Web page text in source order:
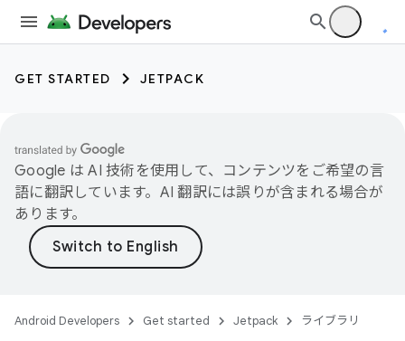
GET STARTED JETPACK
Google は AI 技術を使用して、コンテンツをご希望の言
語に翻訳しています。AI 翻訳には誤りが含まれる場合が
あります。
Android Developers Get started Jetpack ライブラリ